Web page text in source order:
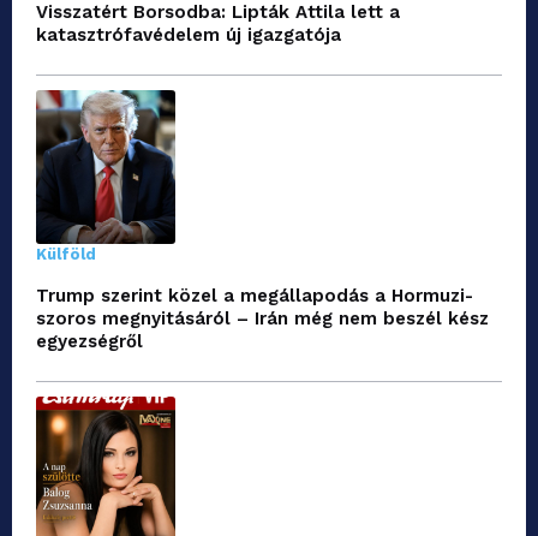
Visszatért Borsodba: Lipták Attila lett a
katasztrófavédelem új igazgatója
Külföld
Trump szerint közel a megállapodás a Hormuzi-
szoros megnyitásáról – Irán még nem beszél kész
egyezségről